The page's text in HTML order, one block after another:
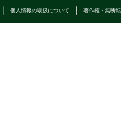
個人情報の取扱について 著作権・無断